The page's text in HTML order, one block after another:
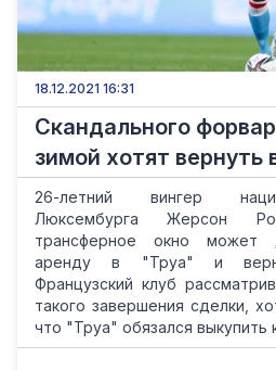
18.12.2021 16:31
Скандального
зимой хотят вернуть
26-летний вингер
Люксембурга Жерсон
трансферное окно может
аренду в "Труа" и
Французский клуб
такого завершения сделки,
что "Труа" обязался выкупить